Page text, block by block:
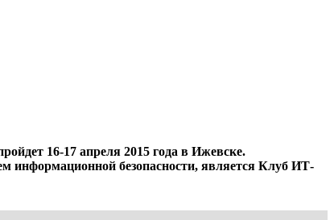
16-17 апреля 2015 года в Ижевске.
информационной безопасности, является Клуб ИТ-